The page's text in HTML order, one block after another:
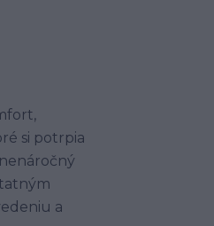
si potrpia
a